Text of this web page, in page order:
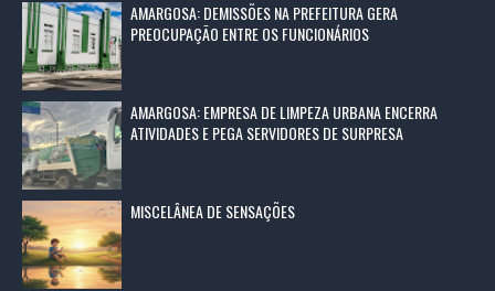
AMARGOSA: DEMISSÕES NA PREFEITURA GERA
PREOCUPAÇÃO ENTRE OS FUNCIONÁRIOS
AMARGOSA: EMPRESA DE LIMPEZA URBANA ENCERRA
ATIVIDADES E PEGA SERVIDORES DE SURPRESA
MISCELÂNEA DE SENSAÇÕES